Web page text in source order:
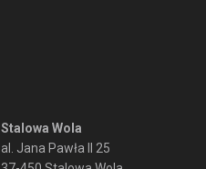
Stalowa Wola
al. Jana Pawła II 25